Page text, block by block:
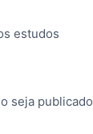
estudos
seja publicado